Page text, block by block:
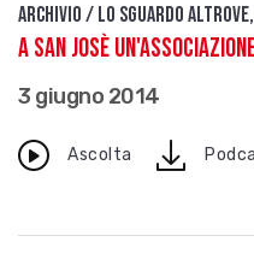
Archivio / Lo sguardo
A San Josè
3 giugno 2014
Ascolta download